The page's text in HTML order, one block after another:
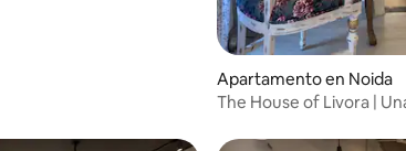
Apartamento en Noida
The House of Livora |